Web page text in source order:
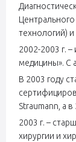
технологий) и
2002-2003 г.
медицины». С
В 2003 году
Straumann, а
2003 г. –
хирургии и